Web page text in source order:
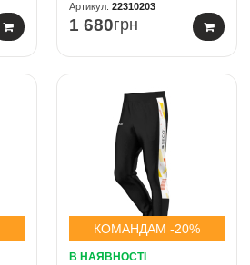
22310203
1 680грн
КОМАНДАМ -20%
В НАЯВНОСТІ